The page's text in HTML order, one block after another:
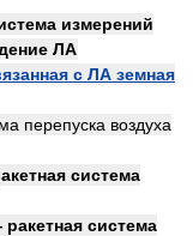
измерений
ЛА
с ЛА земная
перепуска воздуха
система
система